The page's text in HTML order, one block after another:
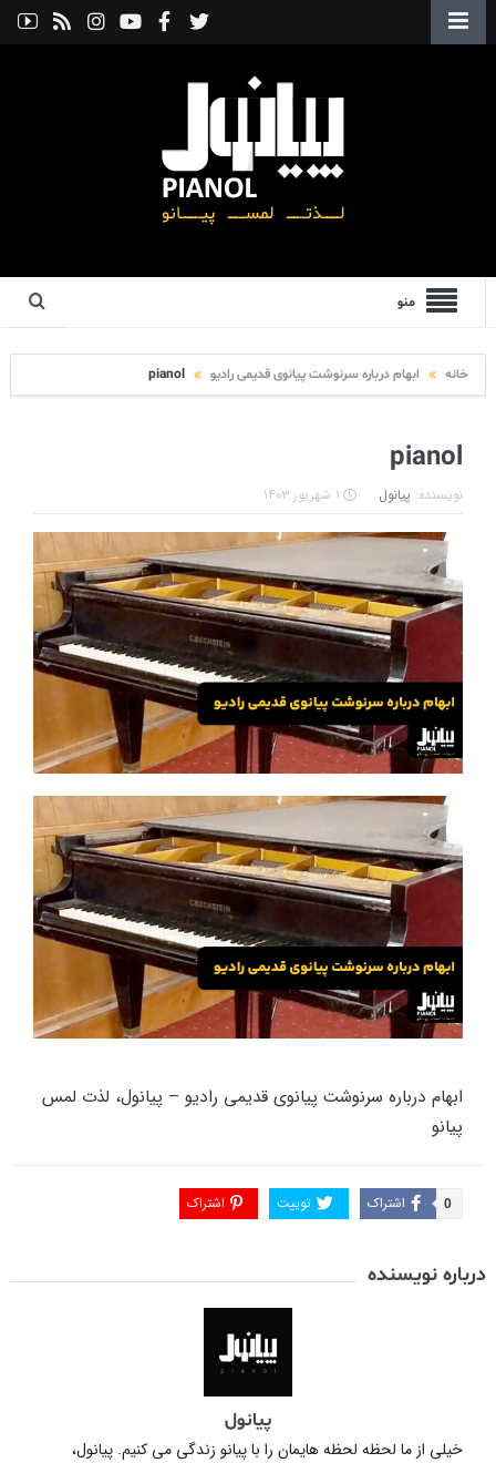
منو
خانه ابهام درباره سرنوشت پیانوی قدیمی رادیو pianol
pianol
نویسنده: پیانول ۱ شهریور ۱۴۰۳
ابهام درباره سرنوشت پیانوی قدیمی رادیو – پیانول، لذت لمس
پیانو
اشتراک 0 توییت اشتراک
درباره نویسنده
پیانول
خیلی از ما لحظه لحظه هایمان را با پیانو زندگی می کنیم. پیانول،